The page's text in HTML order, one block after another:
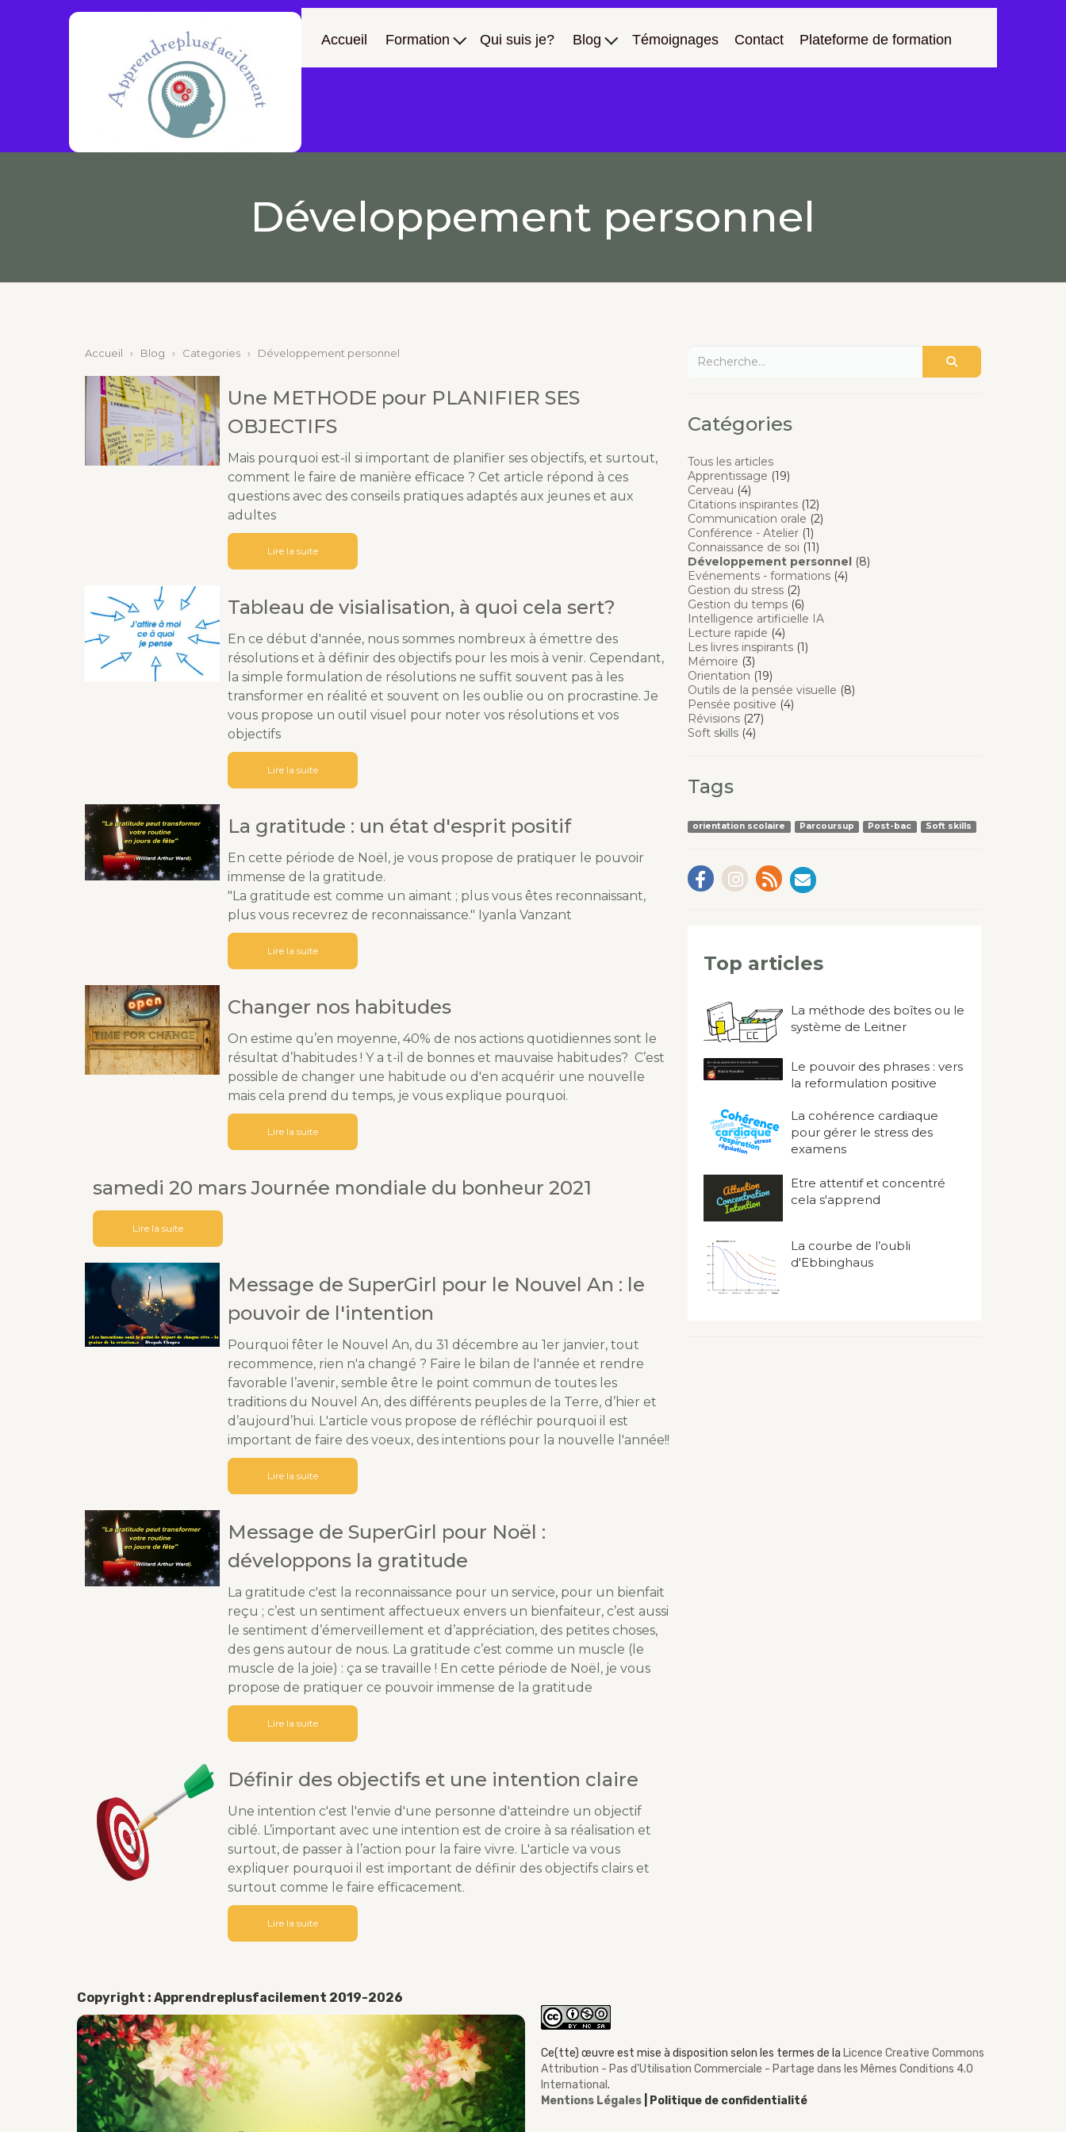
Accueil Formation Qui suis je? Blog Témoignages Contact Plateforme de formation
Développement personnel
Accueil › Blog › Categories › Développement personnel
Une METHODE pour PLANIFIER SES
OBJECTIFS
Mais pourquoi est-il si important de planifier ses objectifs, et surtout,
comment le faire de manière efficace ? Cet article répond à ces
questions avec des conseils pratiques adaptés aux jeunes et aux
adultes
Lire la suite
Tableau de visialisation, à quoi cela sert?
En ce début d'année, nous sommes nombreux à émettre des
résolutions et à définir des objectifs pour les mois à venir. Cependant,
la simple formulation de résolutions ne suffit souvent pas à les
transformer en réalité et souvent on les oublie ou on procrastine. Je
vous propose un outil visuel pour noter vos résolutions et vos
objectifs
Lire la suite
La gratitude : un état d'esprit positif
En cette période de Noël, je vous propose de pratiquer le pouvoir
immense de la gratitude.
"La gratitude est comme un aimant ; plus vous êtes reconnaissant,
plus vous recevrez de reconnaissance." Iyanla Vanzant
Lire la suite
Changer nos habitudes
On estime qu’en moyenne, 40% de nos actions quotidiennes sont le
résultat d’habitudes ! Y a t-il de bonnes et mauvaise habitudes? C’est
possible de changer une habitude ou d'en acquérir une nouvelle
mais cela prend du temps, je vous explique pourquoi.
Lire la suite
samedi 20 mars Journée mondiale du bonheur 2021
Lire la suite
Message de SuperGirl pour le Nouvel An : le
pouvoir de l'intention
Pourquoi fêter le Nouvel An, du 31 décembre au 1er janvier, tout
recommence, rien n'a changé ? Faire le bilan de l'année et rendre
favorable l’avenir, semble être le point commun de toutes les
traditions du Nouvel An, des différents peuples de la Terre, d’hier et
d’aujourd’hui. L'article vous propose de réfléchir pourquoi il est
important de faire des voeux, des intentions pour la nouvelle l'année!!
Lire la suite
Message de SuperGirl pour Noël :
développons la gratitude
La gratitude c'est la reconnaissance pour un service, pour un bienfait
reçu ; c’est un sentiment affectueux envers un bienfaiteur, c’est aussi
le sentiment d’émerveillement et d’appréciation, des petites choses,
des gens autour de nous. La gratitude c’est comme un muscle (le
muscle de la joie) : ça se travaille ! En cette période de Noël, je vous
propose de pratiquer ce pouvoir immense de la gratitude
Lire la suite
Définir des objectifs et une intention claire
Une intention c'est l'envie d'une personne d'atteindre un objectif
ciblé. L’important avec une intention est de croire à sa réalisation et
surtout, de passer à l’action pour la faire vivre. L'article va vous
expliquer pourquoi il est important de définir des objectifs clairs et
surtout comme le faire efficacement.
Lire la suite
Catégories
Tous les articles
Apprentissage (19)
Cerveau (4)
Citations inspirantes (12)
Communication orale (2)
Conférence - Atelier (1)
Connaissance de soi (11)
Développement personnel (8)
Evénements - formations (4)
Gestion du stress (2)
Gestion du temps (6)
Intelligence artificielle IA
Lecture rapide (4)
Les livres inspirants (1)
Mémoire (3)
Orientation (19)
Outils de la pensée visuelle (8)
Pensée positive (4)
Révisions (27)
Soft skills (4)
Tags
orientation scolaire Parcoursup Post-bac Soft skills
Top articles
La méthode des boîtes ou le
système de Leitner
Le pouvoir des phrases : vers
la reformulation positive
La cohérence cardiaque
pour gérer le stress des
examens
Etre attentif et concentré
cela s'apprend
La courbe de l’oubli
d'Ebbinghaus
Copyright : Apprendreplusfacilement 2019-2026
Ce(tte) œuvre est mise à disposition selon les termes de la Licence Creative Commons
Attribution - Pas d’Utilisation Commerciale - Partage dans les Mêmes Conditions 4.0
International .
Mentions Légales
| Politique de confidentialité